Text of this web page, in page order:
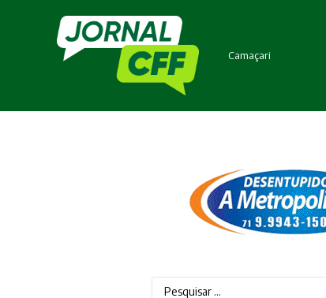
Camaçari